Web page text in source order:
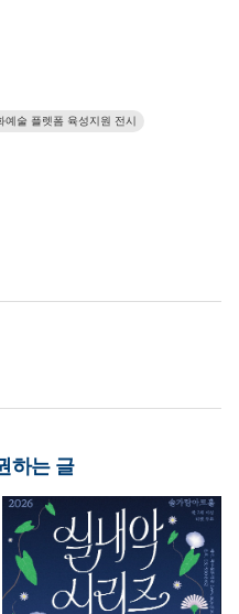
예술 플렛폼 육성지원 전시
하는 글